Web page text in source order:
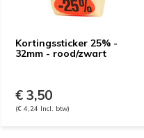
Kortingssticker 25% -
32mm - rood/zwart
€ 3,50
(€ 4,24 Incl. btw)